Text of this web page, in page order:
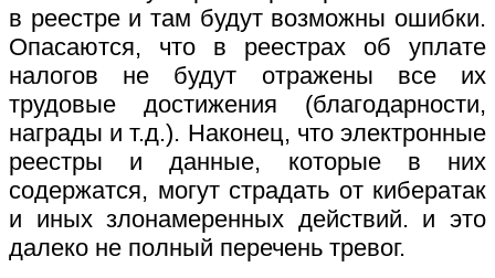
в реестре и там будут возможны ошибки.
Опасаются, что в реестрах об уплате
налогов не будут отражены все их
трудовые достижения (благодарности,
награды и т.д.). Наконец, что электронные
реестры и данные, которые в них
содержатся, могут страдать от кибератак
и иных злонамеренных действий. и это
далеко не полный перечень тревог.